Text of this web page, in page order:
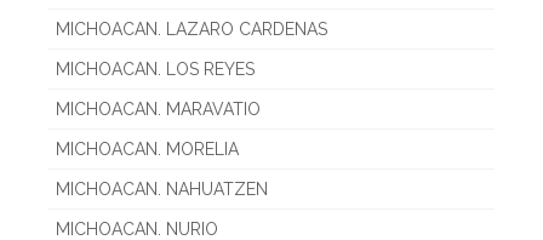
MICHOACAN. LAZARO CARDENAS
MICHOACAN. LOS REYES
MICHOACAN. MARAVATIO
MICHOACAN. MORELIA
MICHOACAN. NAHUATZEN
MICHOACAN. NURIO